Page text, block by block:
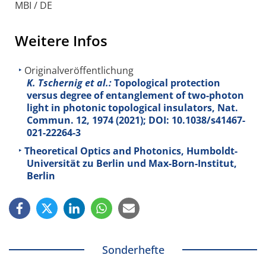
MBI / DE
Weitere Infos
Originalveröffentlichung
K. Tschernig et al.:Topological protection
versus degree of entanglement of two-photon
light in photonic topological insulators, Nat.
Commun. 12, 1974 (2021); DOI: 10.1038/s41467-
021-22264-3
Theoretical Optics and Photonics, Humboldt-
Universität zu Berlin und Max-Born-Institut,
Berlin
Sonderhefte